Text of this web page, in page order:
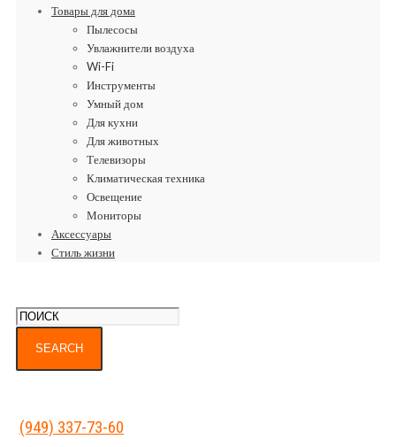
Товары для дома
Пылесосы
Увлажнители воздуха
Wi-Fi
Инструменты
Умный дом
Для кухни
Для животных
Телевизоры
Климатическая техника
Освещение
Мониторы
Аксессуары
Стиль жизни
(949) 337-73-60